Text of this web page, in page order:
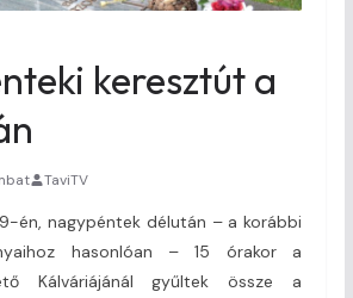
keresztút a
TaviTV
én, nagypéntek délután – a korábbi
hasonlóan – 15 órakor a
Kálváriájánál gyűltek össze a